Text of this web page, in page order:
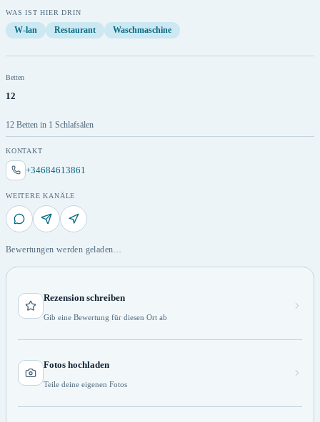
WAS IST HIER DRIN
W-lan Restaurant Waschmaschine
Betten
12
12 Betten in 1 Schlafsälen
KONTAKT
+34684613861
WEITERE KANÄLE
Bewertungen werden geladen…
Rezension schreiben
Gib eine Bewertung für diesen Ort ab
Fotos hochladen
Teile deine eigenen Fotos